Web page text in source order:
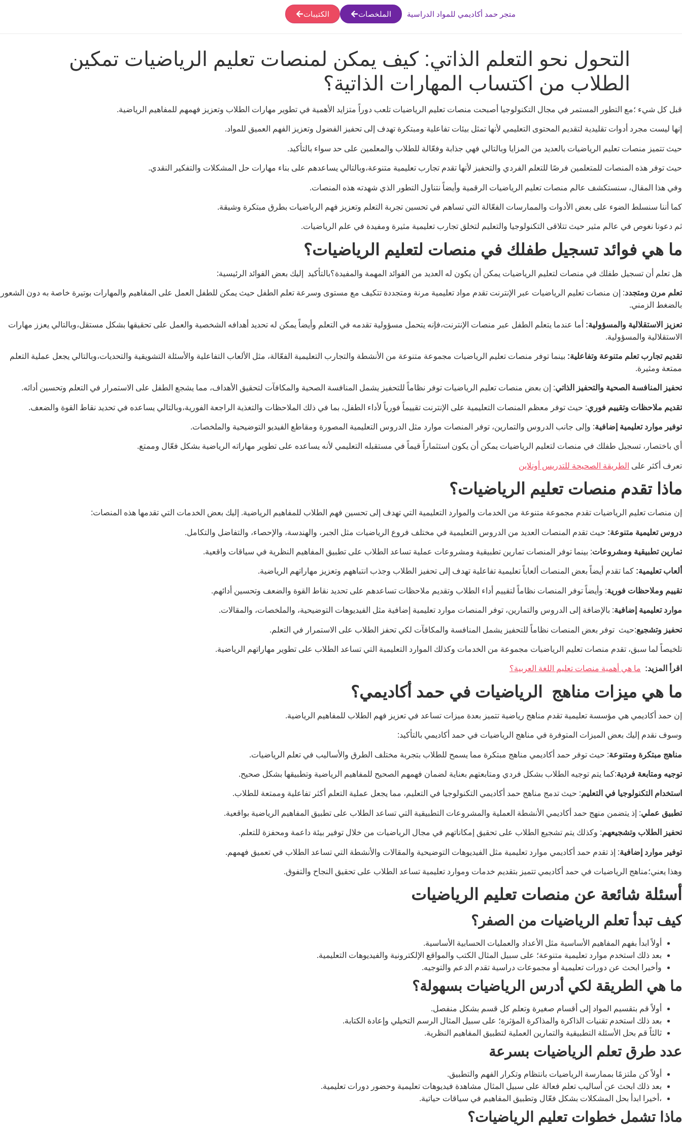
متجر حمد أكاديمي للمواد الدراسية الملخصات الكتيبات
التحول نحو التعلم الذاتي: كيف يمكن لمنصات تعليم الرياضيات تمكين
الطلاب من اكتساب المهارات الذاتية؟
قبل كل شيء ؛مع التطور المستمر في مجال التكنولوجيا أصبحت منصات تعليم الرياضيات تلعب دوراً متزايد الأهمية في تطوير مهارات الطلاب وتعزيز فهمهم للمفاهيم الرياضية.
إنها ليست مجرد أدوات تقليدية لتقديم المحتوى التعليمي لأنها تمثل بيئات تفاعلية ومبتكرة تهدف إلى تحفيز الفضول وتعزيز الفهم العميق للمواد.
حيث تتميز منصات تعليم الرياضيات بالعديد من المزايا وبالتالي فهي جذابة وفعّالة للطلاب والمعلمين على حد سواء بالتأكيد.
حيث توفر هذه المنصات للمتعلمين فرصًا للتعلم الفردي والتحفيز لأنها تقدم تجارب تعليمية متنوعة،وبالتالي يساعدهم على بناء مهارات حل المشكلات والتفكير النقدي.
وفي هذا المقال، سنستكشف عالم منصات تعليم الرياضيات الرقمية وأيضاً نتناول التطور الذي شهدته هذه المنصات.
كما أننا سنسلط الضوء على بعض الأدوات والممارسات الفعّالة التي تساهم في تحسين تجربة التعلم وتعزيز فهم الرياضيات بطرق مبتكرة وشيقة.
ثم دعونا نغوص في عالم مثير حيث تتلاقى التكنولوجيا والتعليم لتخلق تجارب تعليمية مثيرة ومفيدة في علم الرياضيات.
ما هي فوائد تسجيل طفلك في منصات لتعليم الرياضيات؟
هل تعلم أن تسجيل طفلك في منصات لتعليم الرياضيات يمكن أن يكون له العديد من الفوائد المهمة والمفيدة؟بالتأكيد إليك بعض الفوائد الرئيسية:
تعلم مرن ومتجدد: إن منصات تعليم الرياضيات عبر الإنترنت تقدم مواد تعليمية مرنة ومتجددة تتكيف مع مستوى وسرعة تعلم الطفل حيث يمكن للطفل العمل على المفاهيم والمهارات بوتيرة خاصة به دون الشعور
بالضغط الزمني.
تعزيز الاستقلالية والمسؤولية: أما عندما يتعلم الطفل عبر منصات الإنترنت،فإنه يتحمل مسؤولية تقدمه في التعلم وأيضاً يمكن له تحديد أهدافه الشخصية والعمل على تحقيقها بشكل مستقل،وبالتالي يعزز مهارات
الاستقلالية والمسؤولية.
تقديم تجارب تعلم متنوعة وتفاعلية: بينما توفر منصات تعليم الرياضيات مجموعة متنوعة من الأنشطة والتجارب التعليمية الفعّالة، مثل الألعاب التفاعلية والأسئلة التشويقية والتحديات،وبالتالي يجعل عملية التعلم
ممتعة ومثيرة.
تحفيز المنافسة الصحية والتحفيز الذاتي: إن بعض منصات تعليم الرياضيات توفر نظاماً للتحفيز يشمل المنافسة الصحية والمكافآت لتحقيق الأهداف، مما يشجع الطفل على الاستمرار في التعلم وتحسين أدائه.
تقديم ملاحظات وتقييم فوري: حيث توفر معظم المنصات التعليمية على الإنترنت تقييماً فورياً لأداء الطفل، بما في ذلك الملاحظات والتغذية الراجعة الفورية،وبالتالي يساعده في تحديد نقاط القوة والضعف.
توفير موارد تعليمية إضافية: وإلى جانب الدروس والتمارين، توفر المنصات موارد مثل الدروس التعليمية المصورة ومقاطع الفيديو التوضيحية والملخصات.
أي باختصار، تسجيل طفلك في منصات لتعليم الرياضيات يمكن أن يكون استثماراً قيماً في مستقبله التعليمي لأنه يساعده على تطوير مهاراته الرياضية بشكل فعّال وممتع.
تعرف أكثر على الطريقة الصحيحة للتدريس أونلاين
ماذا تقدم منصات تعليم الرياضيات؟
إن منصات تعليم الرياضيات تقدم مجموعة متنوعة من الخدمات والموارد التعليمية التي تهدف إلى تحسين فهم الطلاب للمفاهيم الرياضية. إليك بعض الخدمات التي تقدمها هذه المنصات:
دروس تعليمية متنوعة: حيث تقدم المنصات العديد من الدروس التعليمية في مختلف فروع الرياضيات مثل الجبر، والهندسة، والإحصاء، والتفاضل والتكامل.
تمارين تطبيقية ومشروعات: بينما توفر المنصات تمارين تطبيقية ومشروعات عملية تساعد الطلاب على تطبيق المفاهيم النظرية في سياقات واقعية.
ألعاب تعليمية: كما تقدم أيضاً بعض المنصات ألعاباً تعليمية تفاعلية تهدف إلى تحفيز الطلاب وجذب انتباههم وتعزيز مهاراتهم الرياضية.
تقييم وملاحظات فورية: وأيضاً توفر المنصات نظاماً لتقييم أداء الطلاب وتقديم ملاحظات تساعدهم على تحديد نقاط القوة والضعف وتحسين أدائهم.
موارد تعليمية إضافية: بالإضافة إلى الدروس والتمارين، توفر المنصات موارد تعليمية إضافية مثل الفيديوهات التوضيحية، والملخصات، والمقالات.
تحفيز وتشجيع:حيث توفر بعض المنصات نظاماً للتحفيز يشمل المنافسة والمكافآت لكي تحفز الطلاب على الاستمرار في التعلم.
تلخيصاً لما سبق، تقدم منصات تعليم الرياضيات مجموعة من الخدمات وكذلك الموارد التعليمية التي تساعد الطلاب على تطوير مهاراتهم الرياضية.
اقرأ المزيد: ما هي أهمية منصات تعليم اللغة العربية؟
ما هي ميزات مناهج الرياضيات في حمد أكاديمي؟
إن حمد أكاديمي هي مؤسسة تعليمية تقدم مناهج رياضية تتميز بعدة ميزات تساعد في تعزيز فهم الطلاب للمفاهيم الرياضية.
وسوف نقدم إليك بعض الميزات المتوفرة في مناهج الرياضيات في حمد أكاديمي بالتأكيد:
مناهج مبتكرة ومتنوعة: حيث توفر حمد أكاديمي مناهج مبتكرة مما يسمح للطلاب بتجربة مختلف الطرق والأساليب في تعلم الرياضيات.
توجيه ومتابعة فردية:كما يتم توجيه الطلاب بشكل فردي ومتابعتهم بعناية لضمان فهمهم الصحيح للمفاهيم الرياضية وتطبيقها بشكل صحيح.
استخدام التكنولوجيا في التعليم: حيث تدمج مناهج حمد أكاديمي التكنولوجيا في التعليم، مما يجعل عملية التعلم أكثر تفاعلية وممتعة للطلاب.
تطبيق عملي: إذ يتضمن منهج حمد أكاديمي الأنشطة العملية والمشروعات التطبيقية التي تساعد الطلاب على تطبيق المفاهيم الرياضية بواقعية.
تحفيز الطلاب وتشجيعهم: وكذلك يتم تشجيع الطلاب على تحقيق إمكاناتهم في مجال الرياضيات من خلال توفير بيئة داعمة ومحفزة للتعلم.
توفير موارد إضافية: إذ تقدم حمد أكاديمي موارد تعليمية مثل الفيديوهات التوضيحية والمقالات والأنشطة التي تساعد الطلاب في تعميق فهمهم.
وهذا يعني؛مناهج الرياضيات في حمد أكاديمي تتميز بتقديم خدمات وموارد تعليمية تساعد الطلاب على تحقيق النجاح والتفوق.
أسئلة شائعة عن منصات تعليم الرياضيات
كيف تبدأ تعلم الرياضيات من الصفر؟
أولاً ابدأ بفهم المفاهيم الأساسية مثل الأعداد والعمليات الحسابية الأساسية.
بعد ذلك استخدم موارد تعليمية متنوعة؛ على سبيل المثال الكتب والمواقع الإلكترونية والفيديوهات التعليمية.
وأخيرا ابحث عن دورات تعليمية أو مجموعات دراسية تقدم الدعم والتوجيه.
ما هي الطريقة لكي أدرس الرياضيات بسهولة؟
أولاً قم بتقسيم المواد إلى أقسام صغيرة وتعلم كل قسم بشكل منفصل.
بعد ذلك استخدم تقنيات الذاكرة والمذاكرة المؤثرة؛ على سبيل المثال الرسم التخيلي وإعادة الكتابة.
ثالثاً قم بحل الأسئلة التطبيقية والتمارين العملية لتطبيق المفاهيم النظرية.
عدد طرق تعلم الرياضيات بسرعة
أولاً كن ملتزمًا بممارسة الرياضيات بانتظام وتكرار الفهم والتطبيق.
بعد ذلك ابحث عن أساليب تعلم فعالة على سبيل المثال مشاهدة فيديوهات تعليمية وحضور دورات تعليمية.
،أخيرا ابدأ بحل المشكلات بشكل فعّال وتطبيق المفاهيم في سياقات حياتية.
ماذا تشمل خطوات تعليم الرياضيات؟